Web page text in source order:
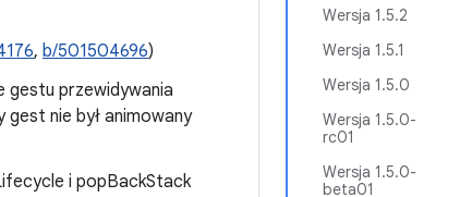
Wersja 1.5.2
Wersja 1.5.1
Wersja 1.5.0
Wersja 1.5.0-
rc01
Wersja 1.5.0-
beta01
, b/501504696)
gestu przewidywania
nie był animowany
i popBackStack